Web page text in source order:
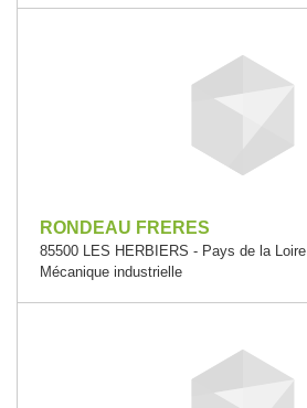
RONDEAU FRERES
85500 LES HERBIERS - Pays de la Loire
Mécanique industrielle